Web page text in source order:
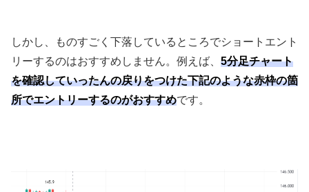
しかし、ものすごく下落しているところでショートエント
リーするのはおすすめしません。例えば、 5分足チャート
を確認していったんの戻りをつけた下記のような赤枠の箇
所でエントリーするのがおすすめです。